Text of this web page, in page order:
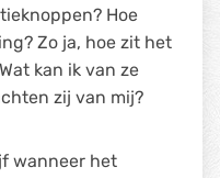
Hoe
Zo ja, hoe zit het
kan ik van ze
zij van mij?
wanneer het